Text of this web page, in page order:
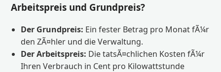
Arbeitspreis und Grundpreis?
Der Grundpreis: Ein fester Betrag pro Monat fÃ¼r
den ZÃ¤hler und die Verwaltung.
Der Arbeitspreis: Die tatsÃ¤chlichen Kosten fÃ¼r
Ihren Verbrauch in Cent pro Kilowattstunde